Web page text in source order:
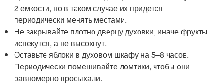
2 емкости, но в таком случае их придется
периодически менять местами.
Не закрывайте плотно дверцу духовки, иначе фрукты
испекутся, а не высохнут.
Оставьте яблоки в духовом шкафу на 5–8 часов.
Периодически помешивайте ломтики, чтобы они
равномерно просыхали.